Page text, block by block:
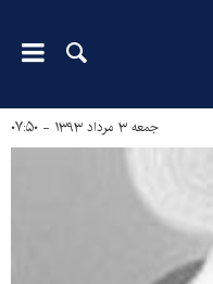
جمعه ۳ مرداد ۱۳۹۳ - ۰۷:۵۰